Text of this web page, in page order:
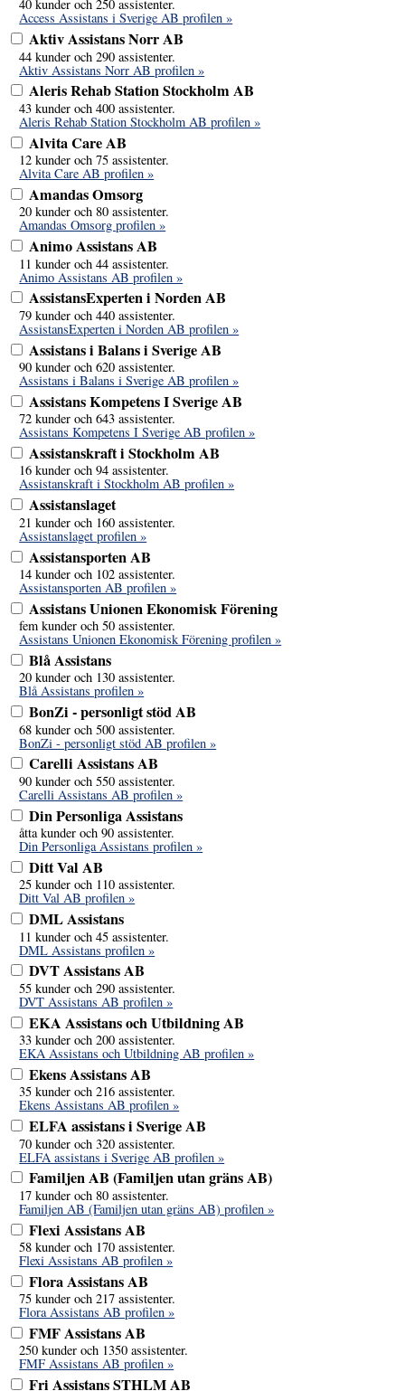
40 kunder och 250 assistenter.
Access Assistans i Sverige AB profilen »
Aktiv Assistans Norr AB
44 kunder och 290 assistenter.
Aktiv Assistans Norr AB profilen »
Aleris Rehab Station Stockholm AB
43 kunder och 400 assistenter.
Aleris Rehab Station Stockholm AB profilen »
Alvita Care AB
12 kunder och 75 assistenter.
Alvita Care AB profilen »
Amandas Omsorg
20 kunder och 80 assistenter.
Amandas Omsorg profilen »
Animo Assistans AB
11 kunder och 44 assistenter.
Animo Assistans AB profilen »
AssistansExperten i Norden AB
79 kunder och 440 assistenter.
AssistansExperten i Norden AB profilen »
Assistans i Balans i Sverige AB
90 kunder och 620 assistenter.
Assistans i Balans i Sverige AB profilen »
Assistans Kompetens I Sverige AB
72 kunder och 643 assistenter.
Assistans Kompetens I Sverige AB profilen »
Assistanskraft i Stockholm AB
16 kunder och 94 assistenter.
Assistanskraft i Stockholm AB profilen »
Assistanslaget
21 kunder och 160 assistenter.
Assistanslaget profilen »
Assistansporten AB
14 kunder och 102 assistenter.
Assistansporten AB profilen »
Assistans Unionen Ekonomisk Förening
fem kunder och 50 assistenter.
Assistans Unionen Ekonomisk Förening profilen »
Blå Assistans
20 kunder och 130 assistenter.
Blå Assistans profilen »
BonZi - personligt stöd AB
68 kunder och 500 assistenter.
BonZi - personligt stöd AB profilen »
Carelli Assistans AB
90 kunder och 550 assistenter.
Carelli Assistans AB profilen »
Din Personliga Assistans
åtta kunder och 90 assistenter.
Din Personliga Assistans profilen »
Ditt Val AB
25 kunder och 110 assistenter.
Ditt Val AB profilen »
DML Assistans
11 kunder och 45 assistenter.
DML Assistans profilen »
DVT Assistans AB
55 kunder och 290 assistenter.
DVT Assistans AB profilen »
EKA Assistans och Utbildning AB
33 kunder och 200 assistenter.
EKA Assistans och Utbildning AB profilen »
Ekens Assistans AB
35 kunder och 216 assistenter.
Ekens Assistans AB profilen »
ELFA assistans i Sverige AB
70 kunder och 320 assistenter.
ELFA assistans i Sverige AB profilen »
Familjen AB (Familjen utan gräns AB)
17 kunder och 80 assistenter.
Familjen AB (Familjen utan gräns AB) profilen »
Flexi Assistans AB
58 kunder och 170 assistenter.
Flexi Assistans AB profilen »
Flora Assistans AB
75 kunder och 217 assistenter.
Flora Assistans AB profilen »
FMF Assistans AB
250 kunder och 1350 assistenter.
FMF Assistans AB profilen »
Fri Assistans STHLM AB